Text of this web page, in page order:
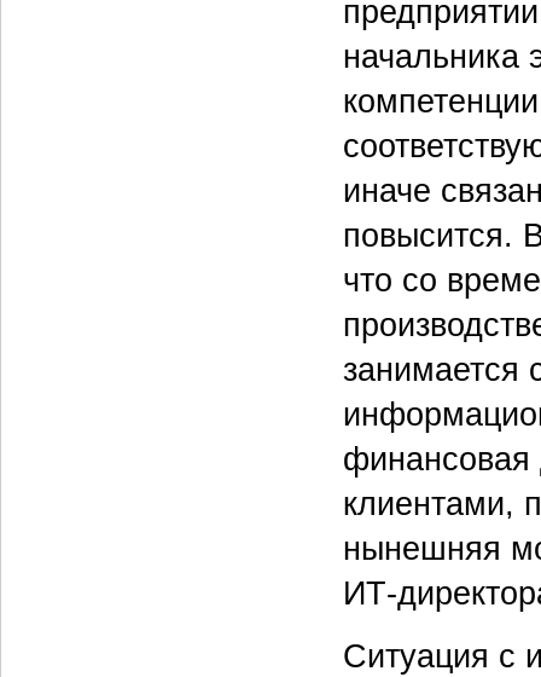
начальника
иначе
повысится.
что со
занимается
финансовая
клиентами,
нынешняя
ИТ-
Ситуация с